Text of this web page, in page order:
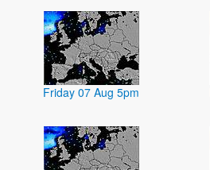
Friday 07 Aug 5pm